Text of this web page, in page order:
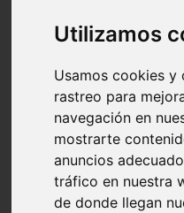
Utilizamos
Usamos cookies y
rastreo para
navegación en
mostrarte
anuncios
tráfico en nuestra
de donde llegan
c tierra de fuego
c tucuman
carmen
category
gijon
lanzarote
live
monumentos
naturaleza
san